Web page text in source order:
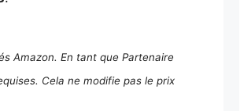
Amazon. En tant que Partenaire
Cela ne modifie pas le prix